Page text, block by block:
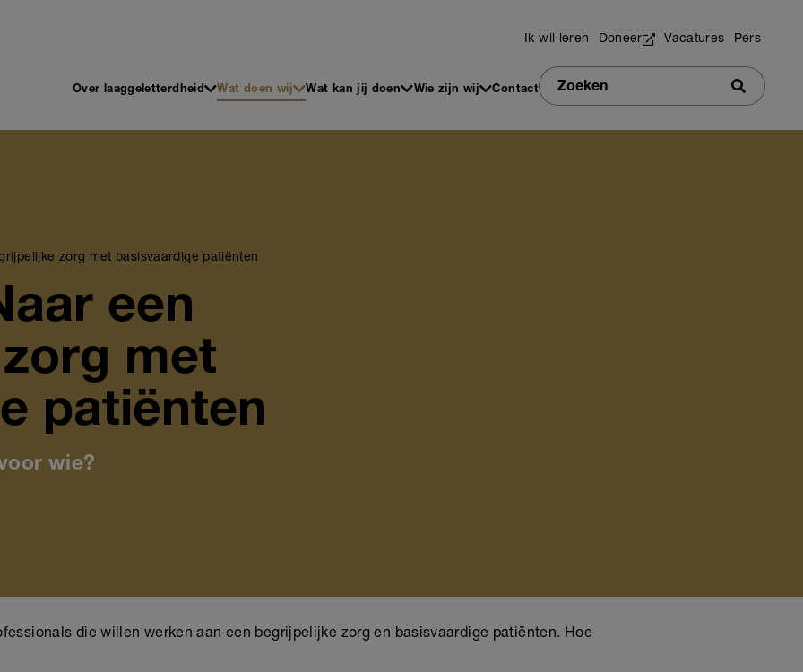
Schrijven Utilities
Ik wil leren Doneer Vacatures Pers
Main
navigation
Over laaggeletterdheid Wat doen wij Wat kan jij doen Wie zijn wij Contact
Zoeken
Zoeken
zorg met basisvaardige patiënten
een
met
patiënten
wie?
die willen werken aan een begrijpelijke zorg en basisvaardige patiënten. Hoe